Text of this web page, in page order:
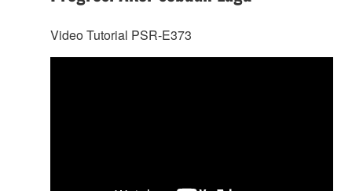
Video Tutorial PSR-E373